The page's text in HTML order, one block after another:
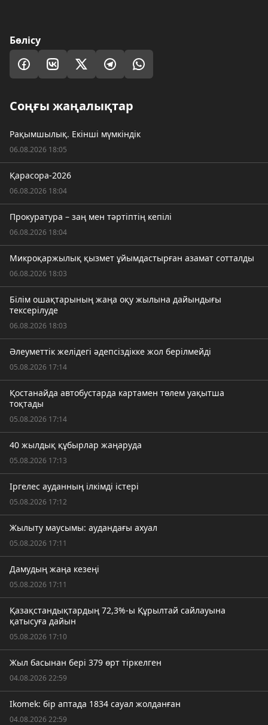
Бөлісу
Соңғы жаңалықтар
Рақымшылық. Екінші мүмкіндік
06.08.2026 18:05
Қарасора-2026
06.08.2026 18:04
Прокуратура – заң мен тәртіптің кепілі
06.08.2026 18:04
Микроқаржылық қызмет ұйымдастырған азамат сотталды
06.08.2026 18:03
Білім ошақтарының жаңа оқу жылына дайындығы
тексерілуде
06.08.2026 18:03
Әлеуметтік желідегі әдепсіздікке жол берілмейді
05.08.2026 17:14
Қостанайда автобустарда картамен төлем уақытша
тоқтады
05.08.2026 17:14
40 жылдық құбырлар жаңаруда
05.08.2026 17:13
Іргелес ауданның ілкімді істері
05.08.2026 17:12
Жылыту маусымы: аудандағы ахуал
05.08.2026 17:11
Дамудың жаңа кезеңі
05.08.2026 17:11
Қазақстандықтардың 72,3%-ы Құрылтай сайлауына
қатысуға дайын
05.08.2026 17:10
Жыл басынан бері 379 өрт тіркелген
04.08.2026 22:59
Ikomek: бір аптада 1834 сауал жолданған
04.08.2026 22:59